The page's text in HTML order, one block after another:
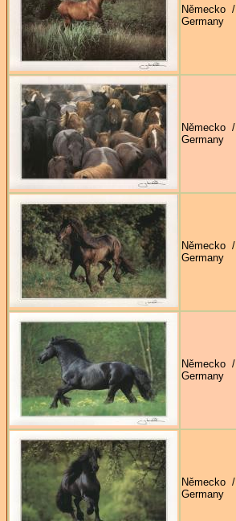
Německo /
Germany
Německo /
Germany
Německo /
Germany
Německo /
Germany
Německo /
Germany